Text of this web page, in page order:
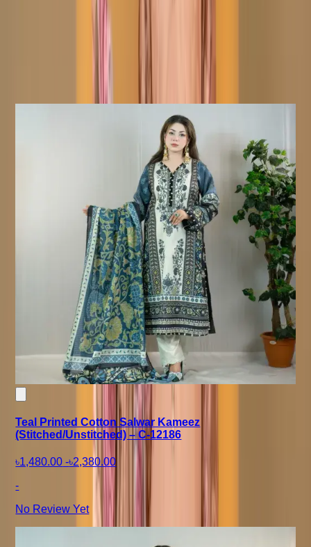
ফেরত দেওয়া যাবে। পণ্যটি অবশ্যই আসল অবস্থায় এবং সমস্ত ট্যাগ অক্ষত
Teal Printed Cotton Salwar Kameez
(Stitched/Unstitched) – C-12186
৳1,480.00 -৳2,380.00
-
No Review Yet